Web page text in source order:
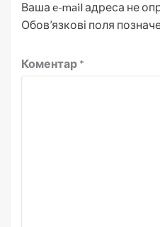
Ваша e-mail адреса не
Обов’язкові поля
Коментар *